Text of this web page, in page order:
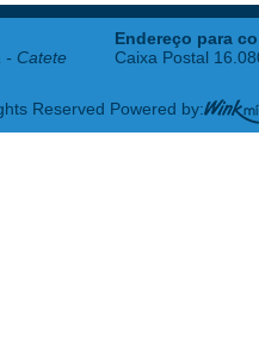
- Catete
Endereço para
Caixa Postal
Reserved Powered by: